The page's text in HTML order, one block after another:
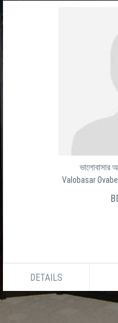
ভালোবাসার
Valobasar
DETAILS